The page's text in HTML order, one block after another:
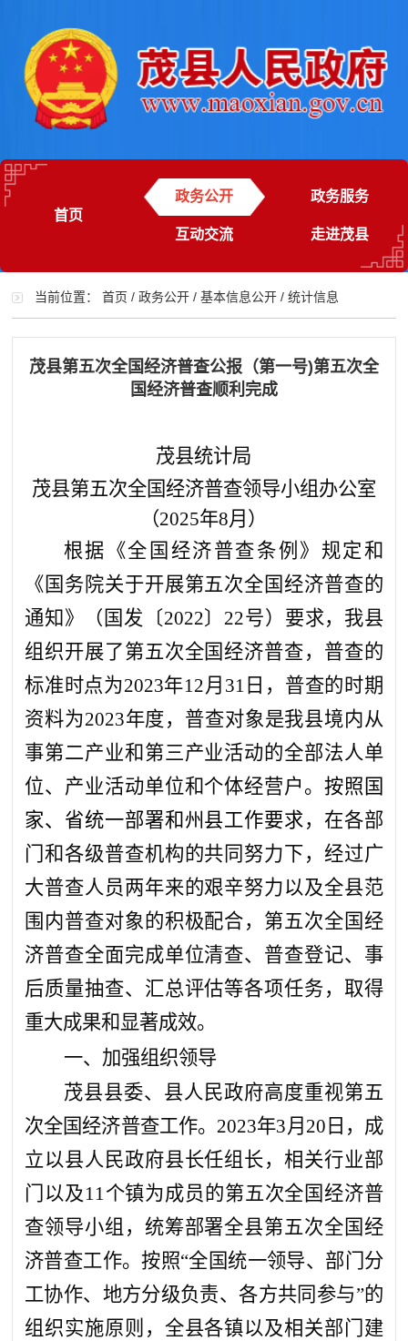
首页
政务公开 政务服务
互动交流 走进茂县
当前位置：首页 /政务公开 /基本信息公开 /统计信息
茂县第五次全国经济普查公报（第一号)第五次全
国经济普查顺利完成
茂县统计局
茂县第五次全国经济普查领导小组办公室
（2025年8月 ）
根据《全国经济普查条例》规定和
《国务院关于开展第五次全国经济普查的
通知》（国发〔2022〕22号）要求，我县
组织开展了第五次全国经济普查，普查的
标准时点为2023年12月31日，普查的时期
资料为2023年度，普查对象是我县境内从
事第二产业和第三产业活动的全部法人单
位、产业活动单位和个体经营户。按照国
家、省统一部署和州县工作要求，在各部
门和各级普查机构的共同努力下，经过广
大普查人员两年来的艰辛努力以及全县范
围内普查对象的积极配合，第五次全国经
济普查全面完成单位清查、普查登记、事
后质量抽查、汇总评估等各项任务，取得
重大成果和显著成效。
一、 加强组织领导
茂县县委、县人民政府高度重视第五
次全国经济普查工作。2023年3月20 日，成
立以县人民政府县长任组长，相关行业部
门以及11个镇为成员的第五次全国经济普
查领导小组，统筹部署全县第五次全国经
济普查工作。按照“全国统一领导、部门分
工协作、地方分级负责、各方共同参与”的
组织实施原则，全县各镇以及相关部门建